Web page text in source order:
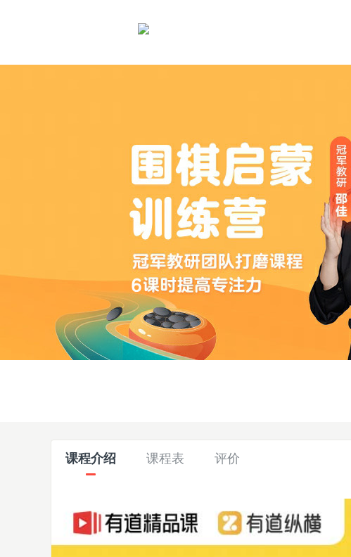
课程介绍 课程表 评价